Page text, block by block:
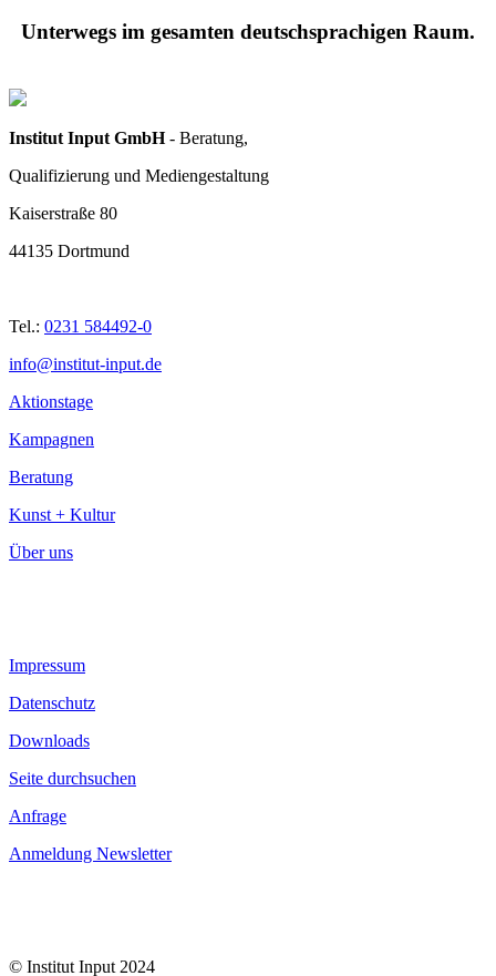
Unterwegs im gesamten deutschsprachigen Raum.
Institut Input GmbH- Beratung,
Qualifizierung und Mediengestaltung
Kaiserstraße 80
44135 Dortmund
Tel.: 0231 584492-0
info@institut-input.de
Aktionstage
Kampagnen
Beratung
Kunst + Kultur
Über uns
Impressum
Datenschutz
Downloads
Seite durchsuchen
Anfrage
Anmeldung Newsletter
© Institut Input 2024